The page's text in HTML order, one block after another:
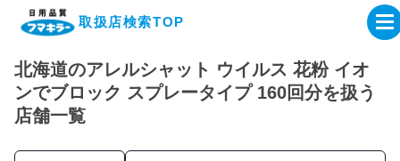
取扱店検索TOP
企業・IR情報サイト
北海道のアレルシャット ウイルス 花粉 イオ
ンでブロック スプレータイプ 160回分を扱う
店舗一覧